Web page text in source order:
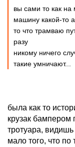
вы сами то как на
машину какой-то
то что трамваю
разу
никому ничего
такие умничают...
была как то
крузак бампером
тротуара, видишь
мало того, что по